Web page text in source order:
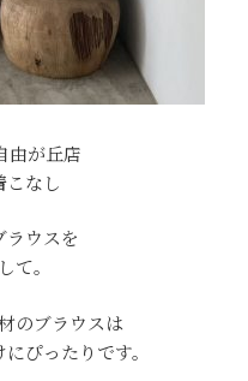
由が丘店
こなし
ラウスを
て。
のブラウスは
ぴったりです。